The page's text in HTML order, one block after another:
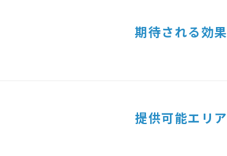
期待される効果
提供可能エリア